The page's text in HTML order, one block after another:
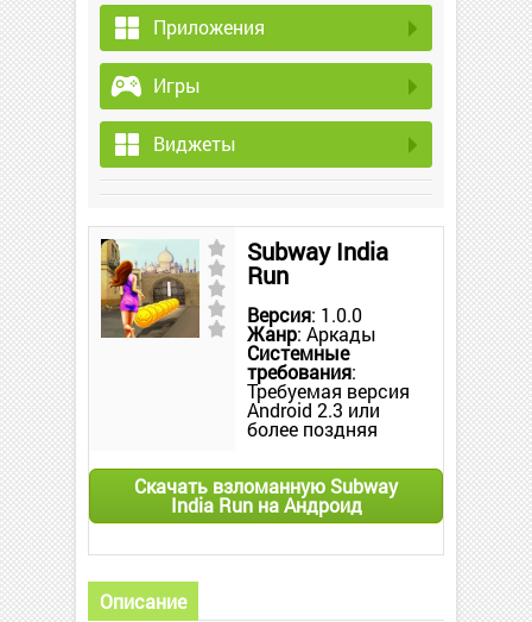
Приложения
Игры
Виджеты
Subway India
Run
Версия: 1.0.0
Жанр: Аркады
Системные
требования:
Требуемая версия
Android 2.3 или
более поздняя
Скачать взломанную Subway
India Run на Андроид
Описание